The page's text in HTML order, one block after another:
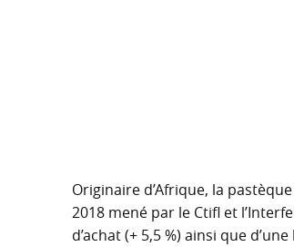
Originaire d’Afrique, la
2018 mené par le Ctifl et
d’achat (+ 5,5 %) ainsi que